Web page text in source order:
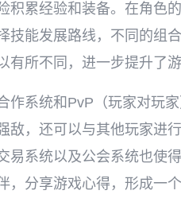
积累经验和装备。在角色
技能发展路线，不同的组
有所不同，进一步提升了
作系统和PvP（玩家对玩
敌，还可以与其他玩家进
易系统以及公会系统也使
，分享游戏心得，形成一